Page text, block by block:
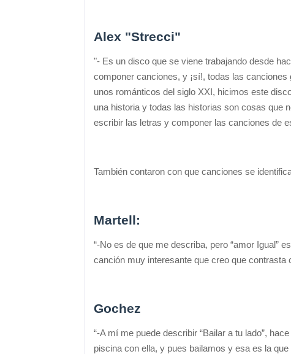
Alex "Strecci"
"- Es un disco que se viene trabajando desde
componer canciones, y ¡sí!, todas las
unos románticos del siglo XXI, hicimos este
una historia y todas las historias son cosas que
escribir las letras y componer las canciones de
También contaron con que canciones se
Martell:
“-No es de que me describa, pero “amor Igual”
canción muy interesante que creo que contrasta
Gochez
“-A mí me puede describir “Bailar a tu lado”,
piscina con ella, y pues bailamos y esa es la que